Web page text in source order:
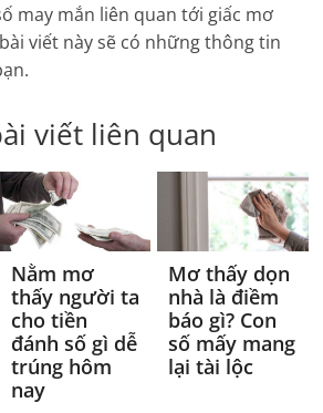
may mắn liên quan tới giấc mơ
viết này sẽ có những thông tin
viết liên quan
Nằm mơ
thấy người ta
cho tiền
đánh số gì dễ
trúng hôm
nay
Mơ thấy dọn
nhà là điềm
báo gì? Con
số mấy mang
lại tài lộc